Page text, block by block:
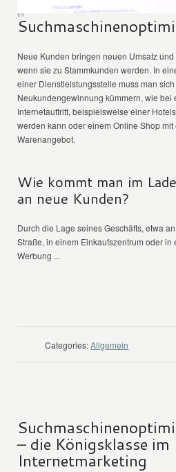
Neue Kunden bringen neuen Umsatz
wenn sie zu Stammkunden werden. In
einer Dienstleistungsstelle muss man
Neukundengewinnung kümmern, wie bei
Internetauftritt, beispielsweise einer
werden kann oder einem Online Shop
Warenangebot.
Wie kommt man im
an neue Kunden?
Durch die Lage seines Geschäfts, etwa
Straße, in einem Einkaufszentrum oder in
Werbung ...
Categories: Allgemein
– die Königsklasse im
Internetmarketing